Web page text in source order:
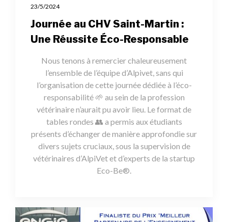
23/5/2024
Journée au CHV Saint-Martin :
Une Réussite Éco-Responsable
Nous tenons à remercier chaleureusement
l’ensemble de l’équipe d’Alpivet, sans qui
l’organisation de cette journée dédiée à l’éco-
responsabilité 🌱 au sein de la profession
vétérinaire n’aurait pu avoir lieu. Le format de
tables rondes 👥️ a permis aux étudiants
présents d’échanger de manière approfondie sur
divers sujets cruciaux, sous la supervision de
vétérinaires d’AlpiVet et d’experts de la startup
Eco-Be®.